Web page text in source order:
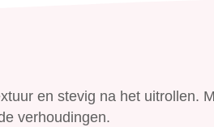
en stevig na het uitrollen.
verhoudingen.